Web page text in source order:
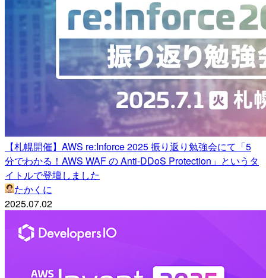
【札幌開催】AWS re:Inforce 2025 振り返り勉強会にて「5
分でわかる！AWS WAF の Anti-DDoS Protection」というタ
イトルで登壇しました
たかくに
2025.07.02